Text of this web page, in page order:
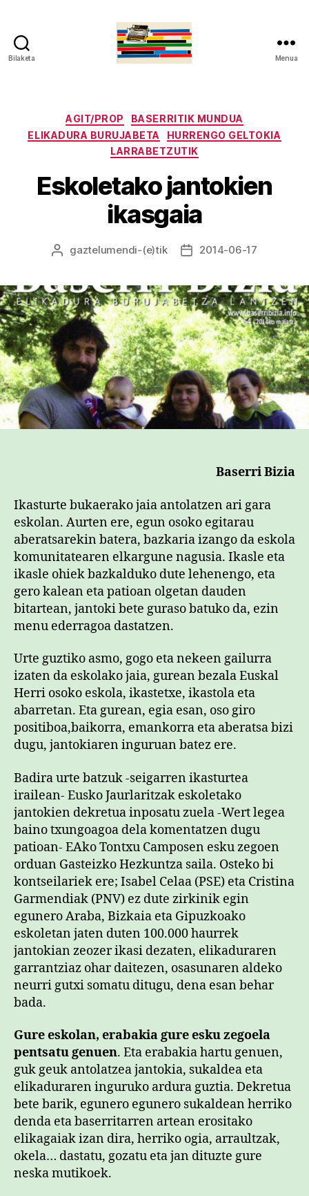
Bilaketa Menua
Kategoriak
AGIT/PROP
BASERRITIK MUNDUA
ELIKADURA BURUJABETA
HURRENGO GELTOKIA
LARRABETZUTIK
Eskoletako jantokien
ikasgaia
Argitalpenaren
gaztelumendi-(e)tik
Argitalpenaren
2014-06-17
Baserri Bizia
Ikasturte bukaerako jaia antolatzen ari gara
eskolan. Aurten ere, egun osoko egitarau
aberatsarekin batera, bazkaria izango da eskola
komunitatearen elkargune nagusia. Ikasle eta
ikasle ohiek bazkalduko dute lehenengo, eta
gero kalean eta patioan olgetan dauden
bitartean, jantoki bete guraso batuko da, ezin
menu ederragoa dastatzen.
Urte guztiko asmo, gogo eta nekeen gailurra
izaten da eskolako jaia, gurean bezala Euskal
Herri osoko eskola, ikastetxe, ikastola eta
abarretan. Eta gurean, egia esan, oso giro
positiboa,baikorra, emankorra eta aberatsa bizi
dugu, jantokiaren inguruan batez ere.
Badira urte batzuk -seigarren ikasturtea
irailean- Eusko Jaurlaritzak eskoletako
jantokien dekretua inposatu zuela -Wert legea
baino txungoagoa dela komentatzen dugu
patioan- EAko Tontxu Camposen esku zegoen
orduan Gasteizko Hezkuntza saila. Osteko bi
kontseilariek ere; Isabel Celaa (PSE) eta Cristina
Garmendiak (PNV) ez dute zirkinik egin
egunero Araba, Bizkaia eta Gipuzkoako
eskoletan jaten duten 100.000 haurrek
jantokian zeozer ikasi dezaten, elikaduraren
garrantziaz ohar daitezen, osasunaren aldeko
neurri gutxi somatu ditugu, dena esan behar
bada.
Gure eskolan, erabakia gure esku zegoela
pentsatu genuen. Eta erabakia hartu genuen,
guk geuk antolatzea jantokia, sukaldea eta
elikaduraren inguruko ardura guztia. Dekretua
bete barik, egunero egunero sukaldean herriko
denda eta baserritarren artean erositako
elikagaiak izan dira, herriko ogia, arraultzak,
okela… dastatu, gozatu eta jan dituzte gure
neska mutikoek.